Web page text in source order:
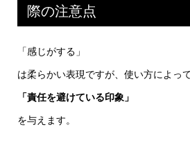
際の注意点
「感じがする」
は柔らかい表現ですが、使い方によっ
「責任を避けている印象」
を与えます。